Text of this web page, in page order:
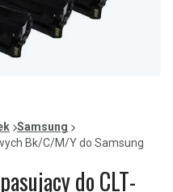
Samsung
Bk/C/M/Y do Samsung
do CLT-